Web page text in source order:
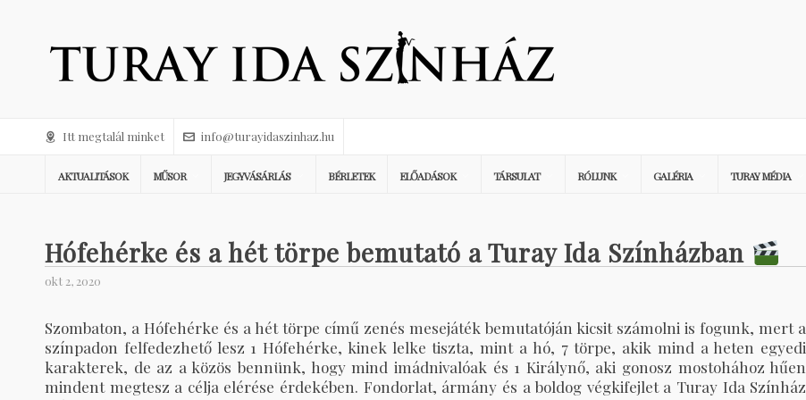
Itt megtalál minket info@turayidaszinhaz.hu
AKTUALITÁSOK MŰSOR JEGYVÁSÁRLÁS BÉRLETEK ELŐADÁSOK TÁRSULAT RÓLUNK GALÉRIA TURAY MÉDIA
Hófehérke és a hét törpe bemutató a Turay Ida Színházban
okt 2, 2020
Szombaton, a Hófehérke és a hét törpe című zenés mesejáték bemutatóján kicsit számolni is fogunk, mert a
színpadon felfedezhető lesz 1 Hófehérke, kinek lelke tiszta, mint a hó, 7 törpe, akik mind a heten egyedi
karakterek, de az a közös bennünk, hogy mind imádnivalóak és 1 Királynő, aki gonosz mostohához hűen
mindent megtesz a célja elérése érdekében. Fondorlat, ármány és a boldog végkifejlet a Turay Ida Színház